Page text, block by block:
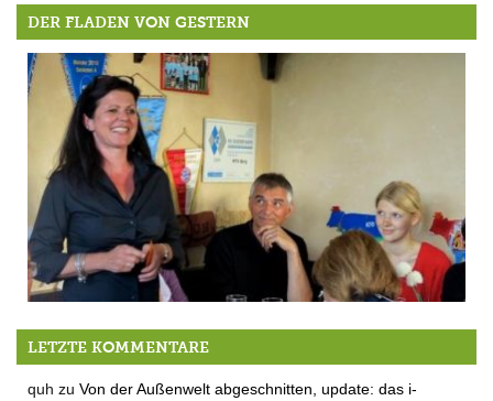
DER FLADEN VON GESTERN
hereingewählte Neuigkeit: Es ist Elke!
LETZTE KOMMENTARE
quh zu Von der Außenwelt abgeschnitten, update: das i-